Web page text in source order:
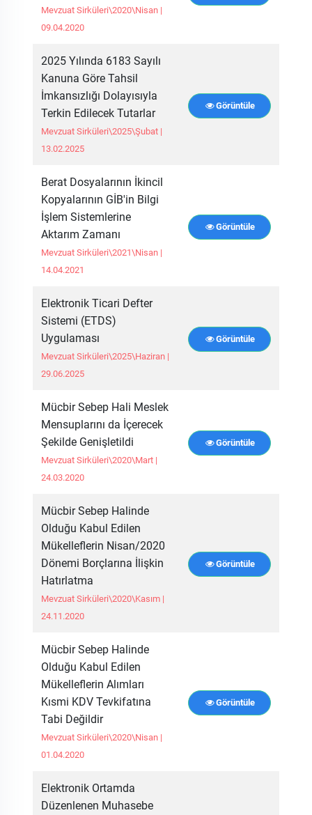
Mevzuat Sirküleri\2020\Nisan |
09.04.2020
2025 Yılında 6183 Sayılı
Kanuna Göre Tahsil
İmkansızlığı Dolayısıyla
Terkin Edilecek Tutarlar
Mevzuat Sirküleri\2025\Şubat |
13.02.2025
Görüntüle
Berat Dosyalarının İkincil
Kopyalarının GİB'in Bilgi
İşlem Sistemlerine
Aktarım Zamanı
Mevzuat Sirküleri\2021\Nisan |
14.04.2021
Görüntüle
Elektronik Ticari Defter
Sistemi (ETDS)
Uygulaması
Mevzuat Sirküleri\2025\Haziran |
29.06.2025
Görüntüle
Mücbir Sebep Hali Meslek
Mensuplarını da İçerecek
Şekilde Genişletildi
Mevzuat Sirküleri\2020\Mart |
24.03.2020
Görüntüle
Mücbir Sebep Halinde
Olduğu Kabul Edilen
Mükelleflerin Nisan/2020
Dönemi Borçlarına İlişkin
Hatırlatma
Mevzuat Sirküleri\2020\Kasım |
24.11.2020
Görüntüle
Mücbir Sebep Halinde
Olduğu Kabul Edilen
Mükelleflerin Alımları
Kısmi KDV Tevkifatına
Tabi Değildir
Mevzuat Sirküleri\2020\Nisan |
01.04.2020
Görüntüle
Elektronik Ortamda
Düzenlenen Muhasebe